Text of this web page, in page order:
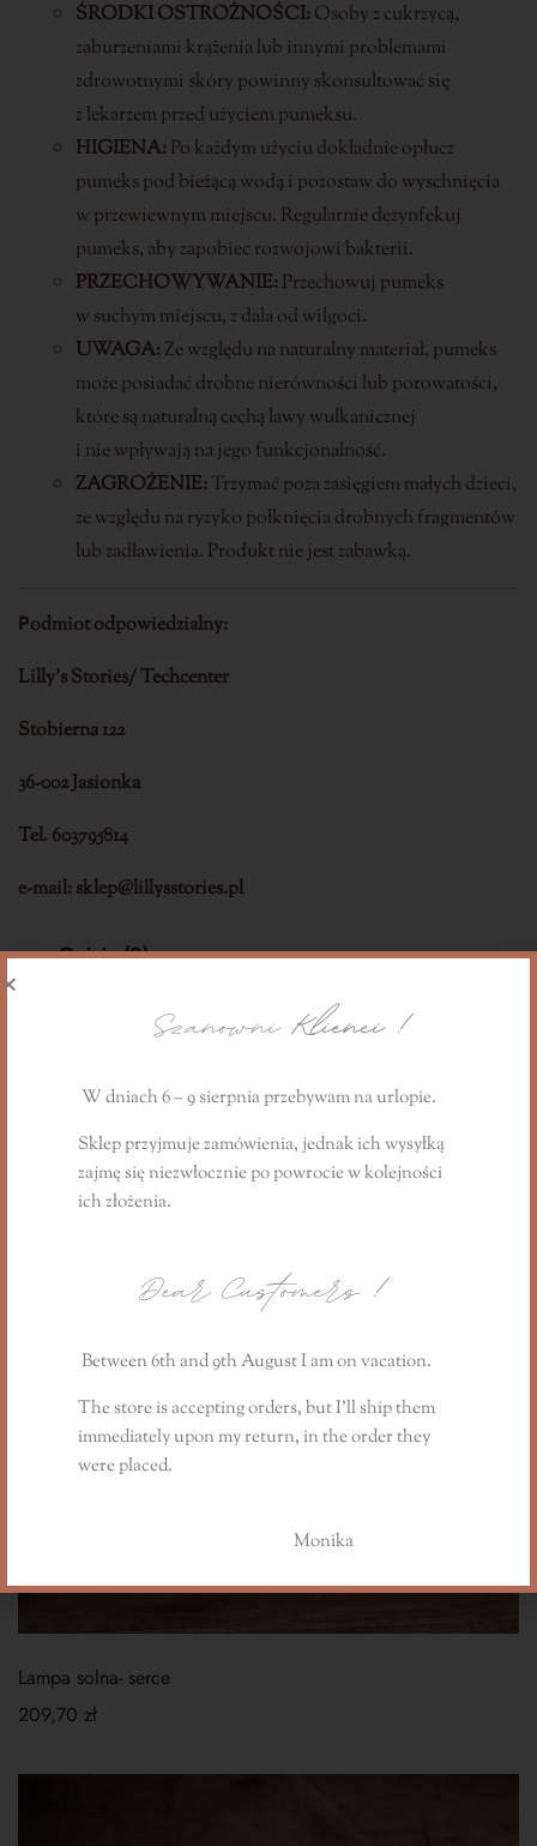
ŚRODKI OSTROŻNOŚCI:Osoby z cukrzycą,
zaburzeniami krążenia lub innymi problemami
zdrowotnymi skóry powinny skonsultować się
z lekarzem przed użyciem pumeksu.
HIGIENA:Po każdym użyciu dokładnie opłucz
pumeks pod bieżącą wodą i pozostaw do wyschnięcia
w przewiewnym miejscu. Regularnie dezynfekuj
pumeks, aby zapobiec rozwojowi bakterii.
PRZECHOWYWANIE:Przechowuj pumeks
w suchym miejscu, z dala od wilgoci.
UWAGA:Ze względu na naturalny materiał, pumeks
może posiadać drobne nierówności lub porowatości,
które są naturalną cechą lawy wulkanicznej
i nie wpływają na jego funkcjonalność.
ZAGROŻENIE:Trzymać poza zasięgiem małych dzieci,
ze względu na ryzyko połknięcia drobnych fragmentów
lub zadławienia. Produkt nie jest zabawką.
Podmiot odpowiedzialny:
Lilly’s Stories/ Techcenter
Stobierna 122
36-002 Jasionka
Tel. 603795814
e-mail: sklep@lillysstories.pl
Opinie (0)
Może spodoba się również…
Lampa solna- serce
209,70 zł
SzanowniKlienci !
W dniach 6 – 9 sierpnia przebywam na urlopie.
Sklep przyjmuje zamówienia, jednak ich wysyłką
zajmę się niezwłoczniepo powrociew kolejności
ich złożenia.
Dear Customers!
Between 6th and 9th August I am on vacation.
The store is accepting orders, but I’ll ship them
immediately upon my return, in the order they
were placed.
Monika